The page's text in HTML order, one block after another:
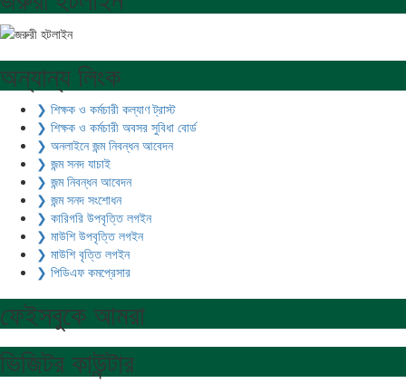
অন্যান্য লিংক
❯ শিক্ষক ও কর্মচারী কল্যাণ ট্রাস্ট
❯ শিক্ষক ও কর্মচারী অবসর সুবিধা বোর্ড
❯ অনলাইনে জন্ম নিবন্ধন আবেদন
❯ জন্ম সনদ যাচাই
❯ জন্ম নিবন্ধন আবেদন
❯ জন্ম সনদ সংশোধন
❯ কারিগরি উপবৃত্তি লগইন
❯ মাউশি উপবৃত্তি লগইন
❯ মাউশি বৃত্তি লগইন
❯ পিডিএফ কমপ্রেসার
ফেইসবুকে আমরা
ভিজিটর কাউন্টার